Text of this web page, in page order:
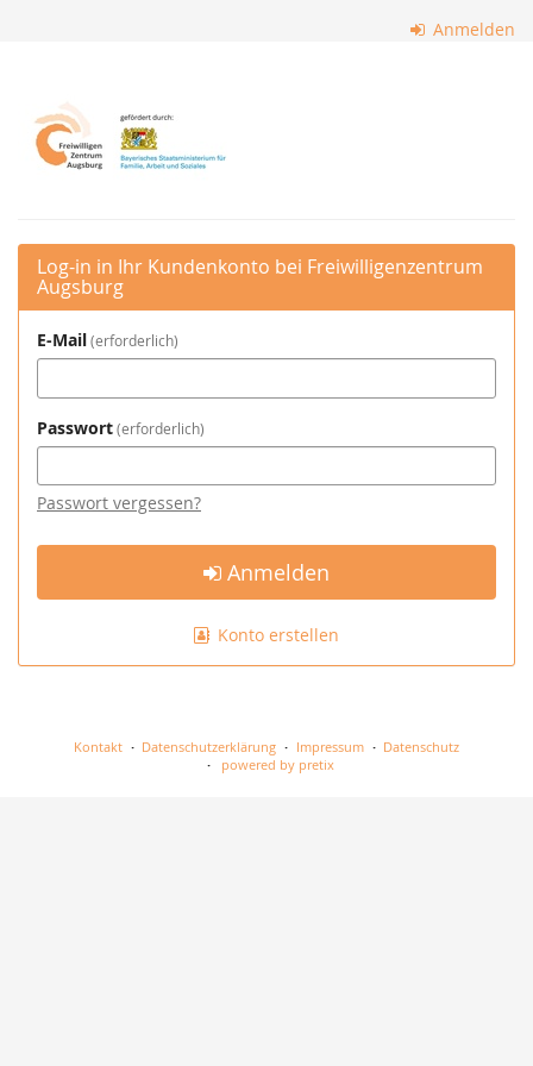
Anmelden
Freiwilligenzentrum
Augsburg
Log-in in Ihr Kundenkonto bei Freiwilligenzentrum
Augsburg
E-Mail erforderlich
Passwort erforderlich
Passwort vergessen?
Anmelden
Konto erstellen
Kontakt Datenschutzerklärung Impressum
Datenschutz
powered by pretix